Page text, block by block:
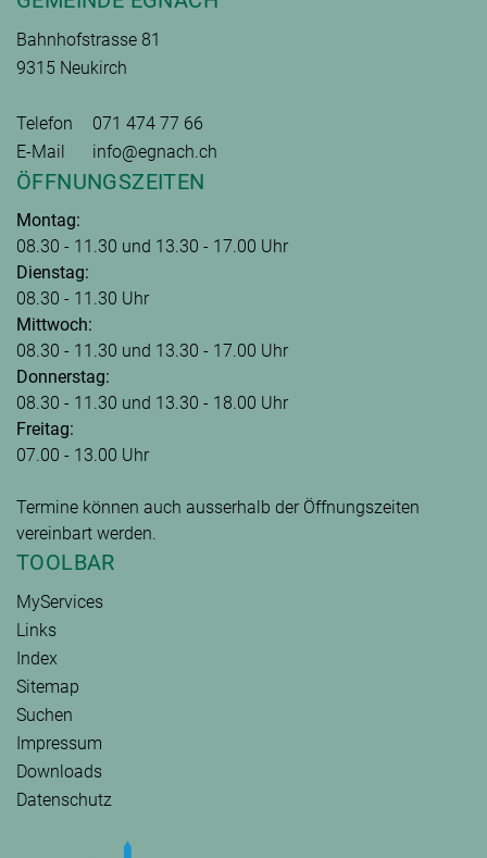
Bahnhofstrasse 81
9315 Neukirch
Telefon
071 474 77 66
E-Mail
info@egnach.ch
ÖFFNUNGSZEITEN
Montag:
08.30 - 11.30 und 13.30 - 17.00 Uhr
Dienstag:
08.30 - 11.30 Uhr
Mittwoch:
08.30 - 11.30 und 13.30 - 17.00 Uhr
Donnerstag:
08.30 - 11.30 und 13.30 - 18.00 Uhr
Freitag:
07.00 - 13.00 Uhr
Termine können auch ausserhalb der Öffnungszeiten
vereinbart werden.
TOOLBAR
MyServices
Links
Index
Sitemap
Suchen
Impressum
Downloads
Datenschutz